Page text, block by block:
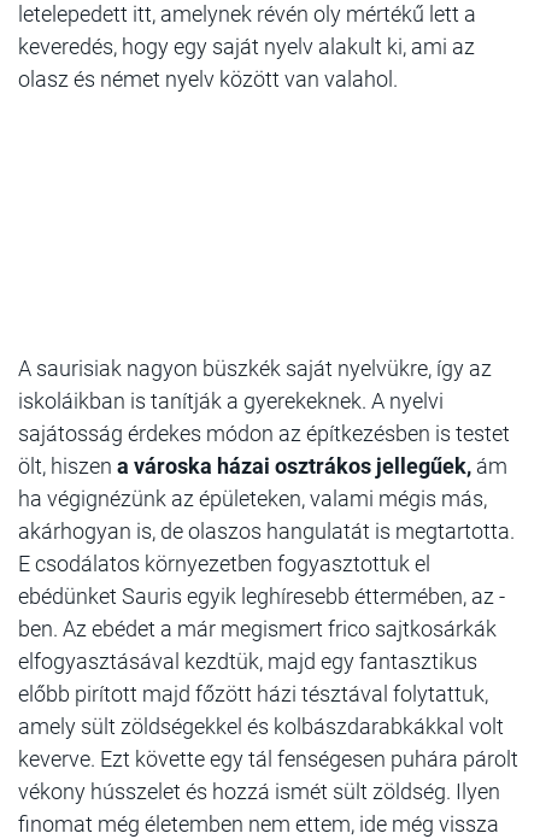
letelepedett itt, amelynek révén oly mértékű lett a
keveredés, hogy egy saját nyelv alakult ki, ami az
olasz és német nyelv között van valahol.
A saurisiak nagyon büszkék saját nyelvükre, így az
iskoláikban is tanítják a gyerekeknek. A nyelvi
sajátosság érdekes módon az építkezésben is testet
ölt, hiszen a városka házai osztrákos jellegűek, ám
ha végignézünk az épületeken, valami mégis más,
akárhogyan is, de olaszos hangulatát is megtartotta.
E csodálatos környezetben fogyasztottuk el
ebédünket Sauris egyik leghíresebb éttermében, az -
ben. Az ebédet a már megismert frico sajtkosárkák
elfogyasztásával kezdtük, majd egy fantasztikus
előbb pirított majd főzött házi tésztával folytattuk,
amely sült zöldségekkel és kolbászdarabkákkal volt
keverve. Ezt követte egy tál fenségesen puhára párolt
vékony hússzelet és hozzá ismét sült zöldség. Ilyen
finomat még életemben nem ettem, ide még vissza